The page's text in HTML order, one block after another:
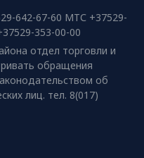
642-67-60 МТС +37529-
353-00-00
отдел торговли и
обращения
об
лиц. тел. 8(017)